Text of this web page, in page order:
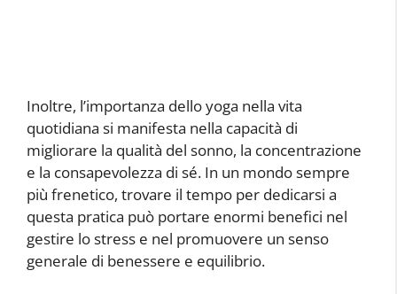
Inoltre, l’importanza dello yoga nella vita
quotidiana si manifesta nella capacità di
migliorare la qualità del sonno, la concentrazione
e la consapevolezza di sé. In un mondo sempre
più frenetico, trovare il tempo per dedicarsi a
questa pratica può portare enormi benefici nel
gestire lo stress e nel promuovere un senso
generale di benessere e equilibrio.